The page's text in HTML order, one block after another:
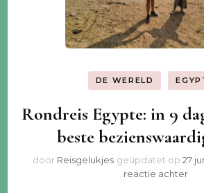
DE WERELD
Rondreis Egypte: in 9
beste
door Reisgelukjes geüpdatet op 27
reactie achterop